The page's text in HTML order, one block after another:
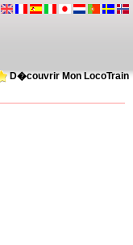
D�couvrir Mon LocoTrain